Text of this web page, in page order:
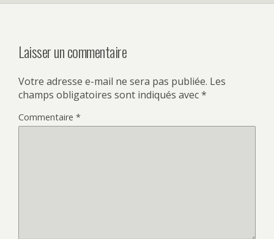
Laisser un commentaire
Votre adresse e-mail ne sera pas publiée. Les
champs obligatoires sont indiqués avec*
Commentaire *